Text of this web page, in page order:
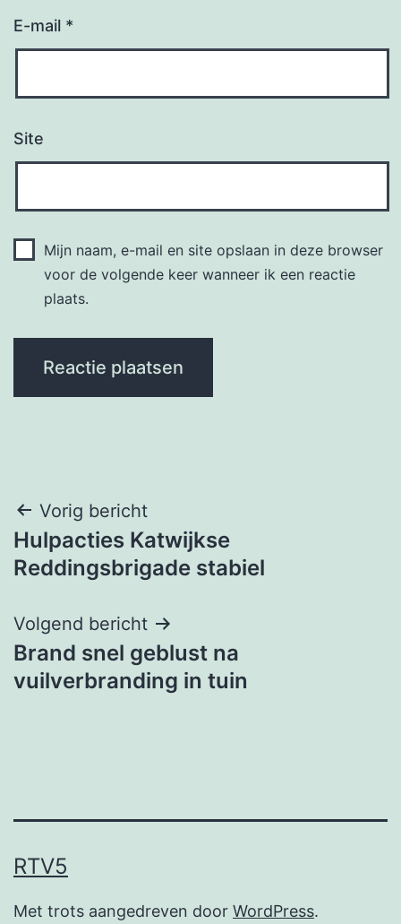
E-mail *
Site
Mijn naam, e-mail en site opslaan in deze browser
voor de volgende keer wanneer ik een reactie
plaats.
Bericht
navigatie
Vorig bericht
Hulpacties Katwijkse
Reddingsbrigade stabiel
Volgend bericht
Brand snel geblust na
vuilverbranding in tuin
RTV5
Met trots aangedreven door WordPress.